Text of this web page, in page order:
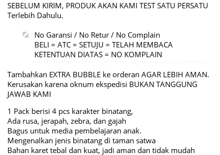
SEBELUM KIRIM, PRODUK AKAN KAMI TEST SATU PERSATU
Terlebih Dahulu.
No Garansi / No Retur / No Complain
BELI = ATC = SETUJU = TELAH MEMBACA
KETENTUAN DIATAS = NO KOMPLAIN
Tambahkan EXTRA BUBBLE ke orderan AGAR LEBIH AMAN.
Kerusakan karena oknum ekspedisi BUKAN TANGGUNG
JAWAB KAMI
1 Pack berisi 4 pcs karakter binatang,
Ada rusa, jerapah, zebra, dan gajah
Bagus untuk media pembelajaran anak.
Mengenalkan jenis binatang di taman satwa
Bahan karet tebal dan kuat, jadi aman dan tidak mudah